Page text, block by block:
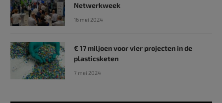
Netwerkweek
16 mei 2024
€ 17 miljoen voor vier projecten in de
plasticsketen
7 mei 2024